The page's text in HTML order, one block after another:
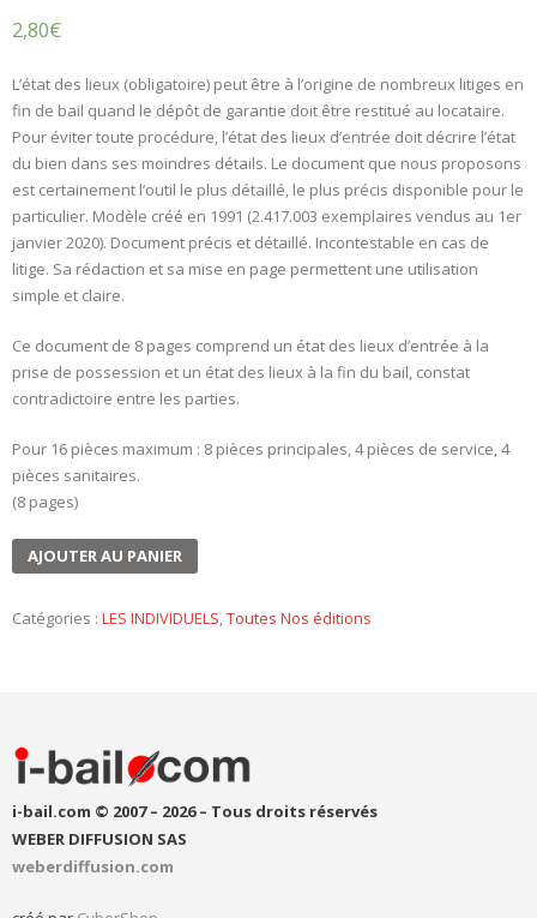
2,80€
L’état des lieux (obligatoire) peut être à l’origine de nombreux litiges en
fin de bail quand le dépôt de garantie doit être restitué au locataire.
Pour éviter toute procédure, l’état des lieux d’entrée doit décrire l’état
du bien dans ses moindres détails. Le document que nous proposons
est certainement l’outil le plus détaillé, le plus précis disponible pour le
particulier. Modèle créé en 1991 (2.417.003 exemplaires vendus au 1er
janvier 2020). Document précis et détaillé. Incontestable en cas de
litige. Sa rédaction et sa mise en page permettent une utilisation
simple et claire.
Ce document de 8 pages comprend un état des lieux d’entrée à la
prise de possession et un état des lieux à la fin du bail, constat
contradictoire entre les parties.
Pour 16 pièces maximum : 8 pièces principales, 4 pièces de service, 4
pièces sanitaires.
(8 pages)
AJOUTER AU PANIER
Catégories : LES INDIVIDUELS,Toutes Nos éditions
i-bail.com © 2007 – 2026 – Tous droits réservés
WEBER DIFFUSION SAS
weberdiffusion.com